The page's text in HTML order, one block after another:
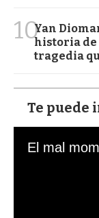
10Yan
historia de
tragedia
Te puede